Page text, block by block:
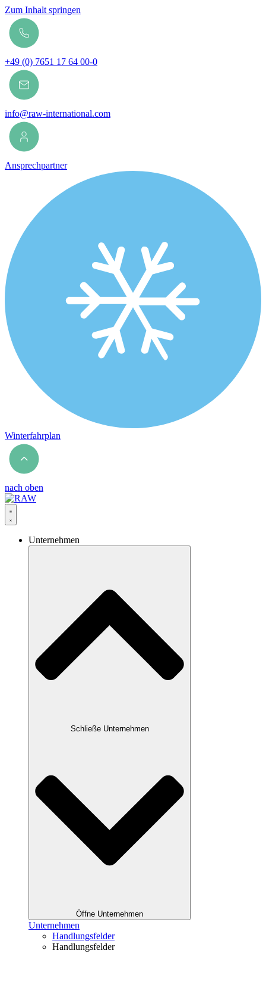
Zum Inhalt springen
+49 (0) 7651 17 64 00-0
info@raw-international.com
Ansprechpartner
Winterfahrplan
nach oben
Unternehmen
Schließe Unternehmen
Öffne Unternehmen
Unternehmen
Handlungsfelder
Handlungsfelder